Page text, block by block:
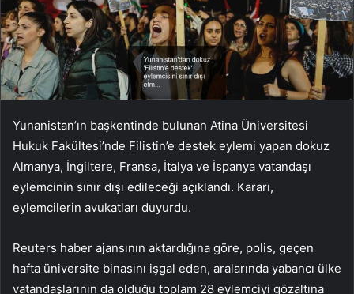
Yunanistan’ın başkentinde bulunan Atina Üniversitesi
Hukuk Fakültesi’nde Filistin’e destek eylemi yapan dokuz
Almanya, İngiltere, Fransa, İtalya ve İspanya vatandaşı
eylemcinin sınır dışı edileceği açıklandı. Kararı,
eylemcilerin avukatları duyurdu.
Reuters haber ajansının aktardığına göre, polis, geçen
hafta üniversite binasını işgal eden, aralarında yabancı ülke
vatandaşlarının da olduğu toplam 28 eylemciyi gözaltına